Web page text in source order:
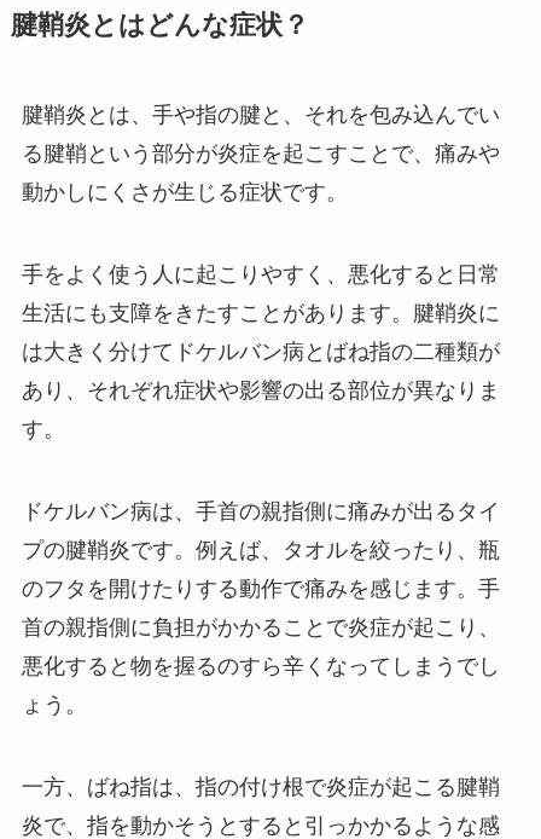
腱鞘炎とはどんな症状？
腱鞘炎とは、手や指の腱と、それを包み込んでい
る腱鞘という部分が炎症を起こすことで、痛みや
動かしにくさが生じる症状です。
手をよく使う人に起こりやすく、悪化すると日常
生活にも支障をきたすことがあります。腱鞘炎に
は大きく分けてドケルバン病とばね指の二種類が
あり、それぞれ症状や影響の出る部位が異なりま
す。
ドケルバン病は、手首の親指側に痛みが出るタイ
プの腱鞘炎です。例えば、タオルを絞ったり、瓶
のフタを開けたりする動作で痛みを感じます。手
首の親指側に負担がかかることで炎症が起こり、
悪化すると物を握るのすら辛くなってしまうでし
ょう。
一方、ばね指は、指の付け根で炎症が起こる腱鞘
炎で、指を動かそうとすると引っかかるような感